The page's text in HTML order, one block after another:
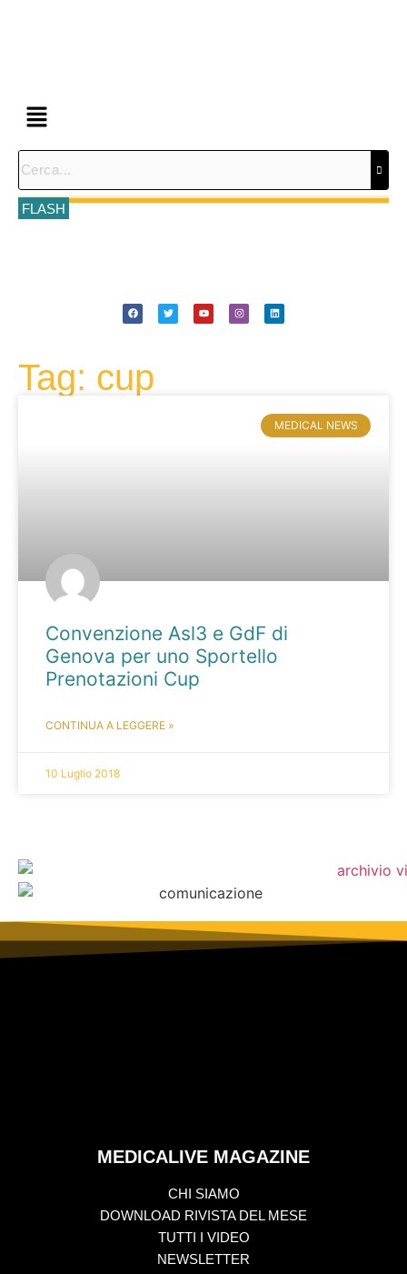
FLASH
Tag: cup
MEDICAL NEWS
Convenzione Asl3 e GdF di
Genova per uno Sportello
Prenotazioni Cup
CONTINUA A LEGGERE »
10 Luglio 2018
MEDICALIVE MAGAZINE
CHI SIAMO
DOWNLOAD RIVISTA DEL MESE
TUTTI I VIDEO
NEWSLETTER